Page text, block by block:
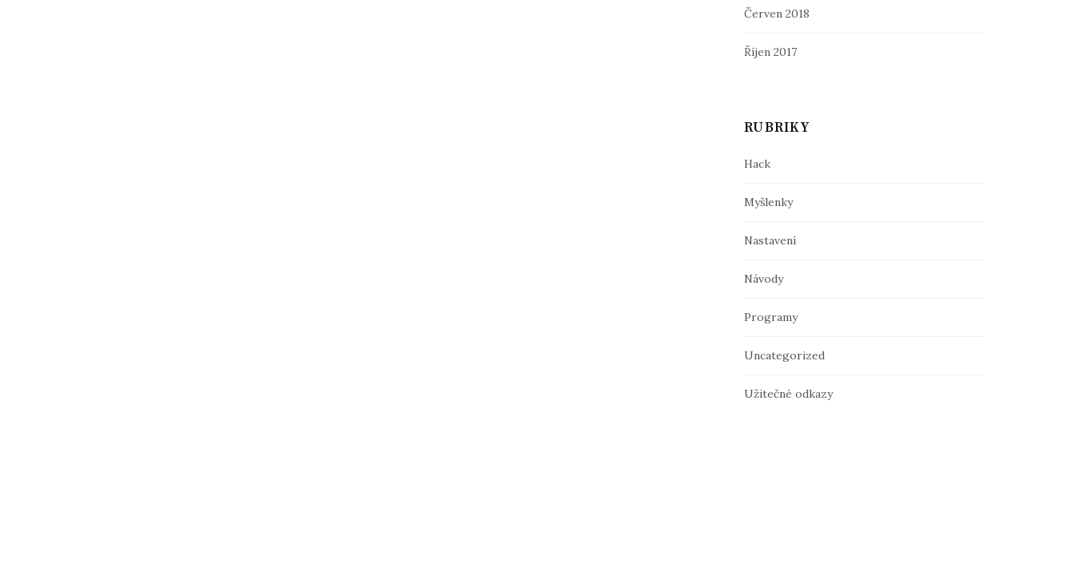
Červen 2018
Říjen 2017
RUBRIKY
Hack
Myšlenky
Nastavení
Návody
Programy
Uncategorized
Užitečné odkazy